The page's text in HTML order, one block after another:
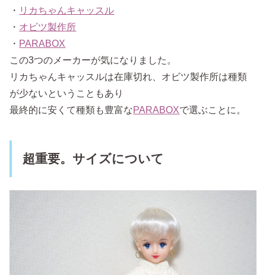
・ リカちゃんキャッスル
・ オビツ製作所
・ PARABOX
この3つのメーカーが気になりました。
リカちゃんキャッスルは在庫切れ、オビツ製作所は種類
が少ないということもあり
最終的に安くて種類も豊富なPARABOXで選ぶことに。
超重要。サイズについて